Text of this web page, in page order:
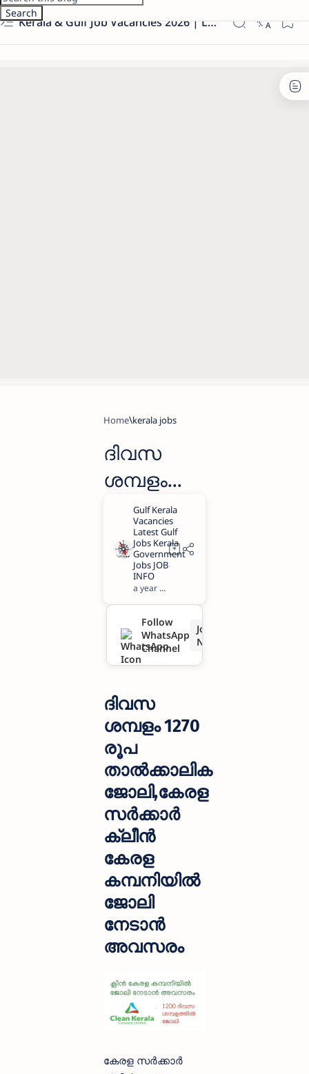
Kerala & Gulf Job Vacancies 2026 | Latest Govt & Private Jobs
Home kerala jobs
ദിവസ
ശമ്പളം
1270 രൂപ
താല്‍ക്കാ
ലിക
ജോലി,കേ
രള
സര്‍ക്കാര്‍
ക്ലീന്‍
കേരള
കമ്പനിയി
ല്‍ ജോലി
നേടാൻ
അവസരം
a year ago
Follow
WhatsApp
Channel
Join
Now
ദിവസ
ശമ്പളം 1270
രൂപ
താല്‍ക്കാലിക
ജോലി,കേരള
സര്‍ക്കാര്‍
ക്ലീന്‍
കേരള
കമ്പനിയില്‍
ജോലി
നേടാൻ
അവസരം
കേരള സര്‍ക്കാര്‍